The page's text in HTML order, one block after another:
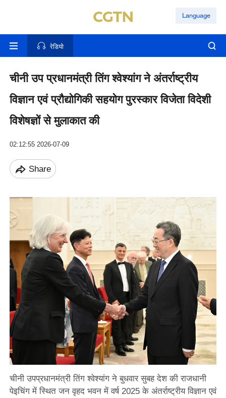
Language
रेडियो
चीनी उप प्रधानमंत्री तिंग श्वेश्यांग ने अंतर्राष्ट्रीय
विज्ञान एवं प्रौद्योगिकी सहयोग पुरस्कार विजेता विदेशी
विशेषज्ञों से मुलाकात की
02:12:55 2026-07-09
Share
चीनी उपप्रधानमंत्री तिंग श्वेश्यांग ने बुधवार सुबह देश की राजधानी
पेइचिंग में स्थित जन वृहद भवन में वर्ष 2025 के अंतर्राष्ट्रीय विज्ञान एवं